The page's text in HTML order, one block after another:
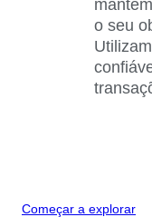
o seu
Começar a explorar